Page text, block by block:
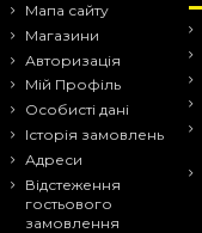
Мапа сайту
Магазини
Авторизація
Мій Профіль
Особисті дані
Історія замовлень
Адреси
Відстеження
гостьового
замовлення